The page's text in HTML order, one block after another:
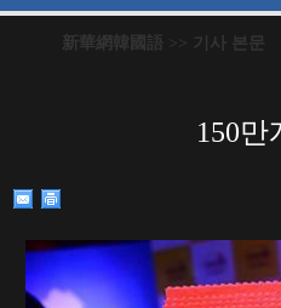
新華網韓國語 >> 기사 본문
150만